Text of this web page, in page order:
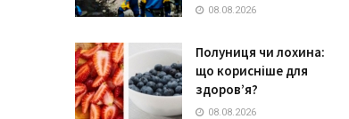
08.08.2026
Полуниця чи лохина:
що корисніше для
здоров’я?
08.08.2026